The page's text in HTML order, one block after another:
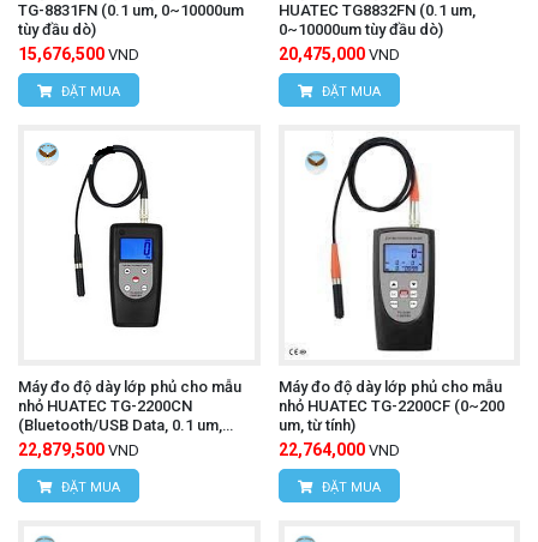
TG-8831FN (0.1 um, 0~10000um
tùy đầu dò)
15,676,500 VND
ĐẶT MUA
HUATEC TG8832FN (0.1 um,
0~10000um tùy đầu dò)
20,475,000 VND
ĐẶT MUA
Máy đo độ dày lớp phủ cho mẫu
nhỏ HUATEC TG-2200CN
(Bluetooth/USB Data, 0.1 um,
0~200 um , không từ tính)
22,879,500 VND
ĐẶT MUA
Máy đo độ dày lớp phủ cho mẫu
nhỏ HUATEC TG-2200CF (0~200
um, từ tính)
22,764,000 VND
ĐẶT MUA